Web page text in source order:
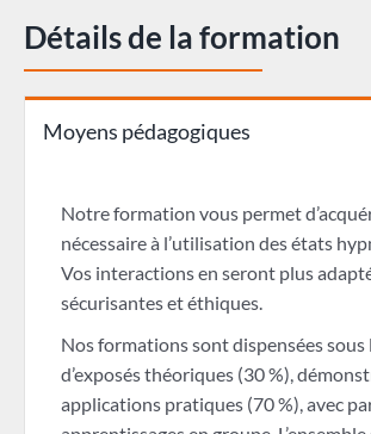
Détails de la formation
Moyens pédagogiques
Notre formation vous permet
nécessaire à l’utilisation des états
Vos interactions en seront plus
sécurisantes et éthiques.
Nos formations sont dispensées sous
d’exposés théoriques (30 %),
applications pratiques (70 %), avec